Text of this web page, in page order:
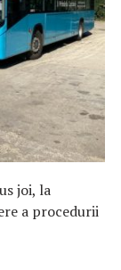
joi, la
a procedurii